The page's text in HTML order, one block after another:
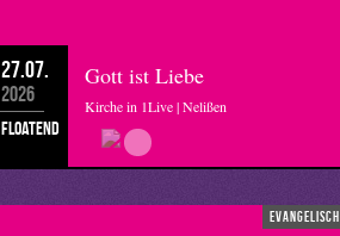
27.07.
2026
floatend
Gott ist Liebe
Kirche in 1Live | Nelißen
evangelisch